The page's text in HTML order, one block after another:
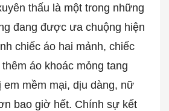
thấu là một trong những
đang được ưa chuộng hiện
chiếc áo hai mảnh, chiếc
áo khoác mỏng tang
mềm mại, dịu dàng, nữ
bao giờ hết. Chính sự kết